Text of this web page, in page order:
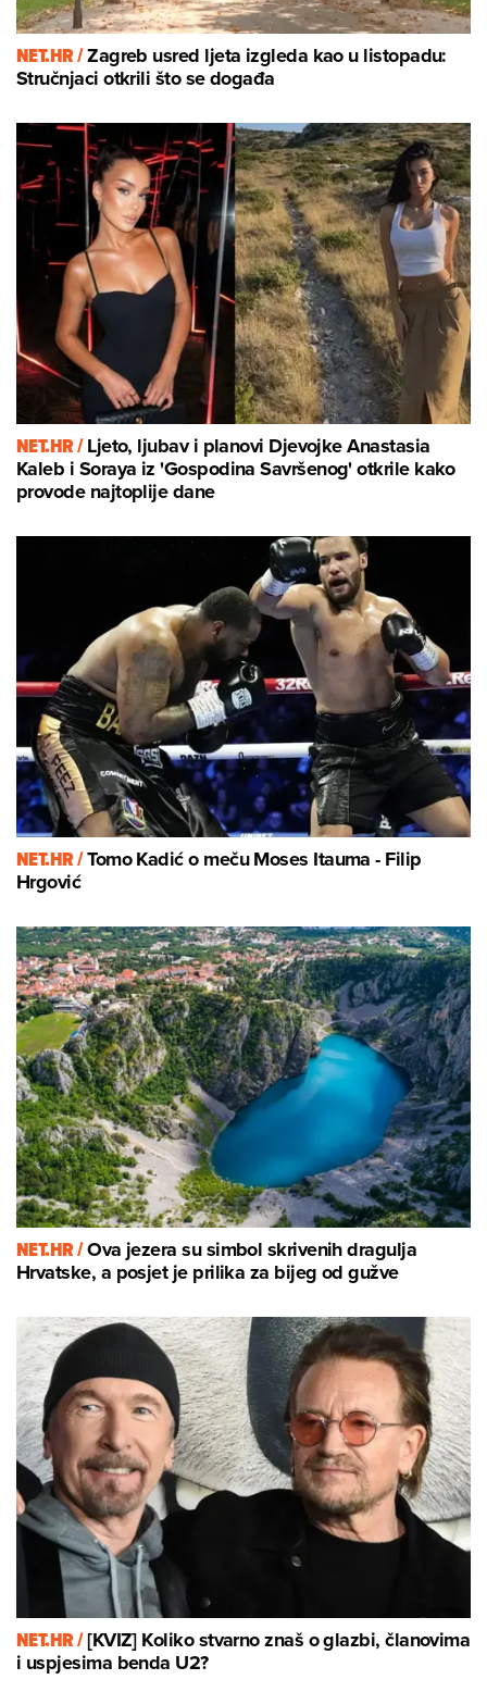
NET.HR /Zagreb usred ljeta izgleda kao u listopadu:
Stručnjaci otkrili što se događa
NET.HR /Ljeto, ljubav i planovi Djevojke Anastasia
Kaleb i Soraya iz 'Gospodina Savršenog' otkrile kako
provode najtoplije dane
NET.HR /Tomo Kadić o meču Moses Itauma - Filip
Hrgović
NET.HR /Ova jezera su simbol skrivenih dragulja
Hrvatske, a posjet je prilika za bijeg od gužve
NET.HR /[KVIZ] Koliko stvarno znaš o glazbi, članovima
i uspjesima benda U2?